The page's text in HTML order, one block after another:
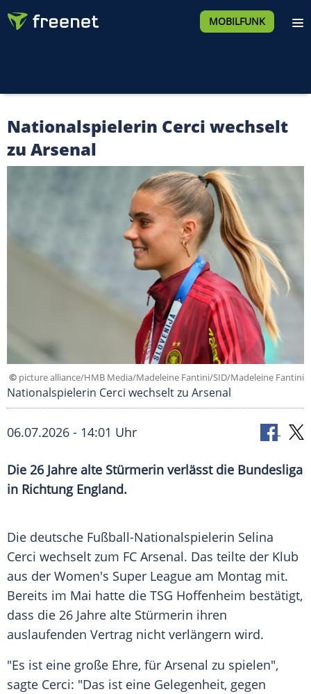
MOBILFUNK
Nationalspielerin Cerci wechselt
zu Arsenal
© picture alliance/HMB Media/Madeleine Fantini/SID/Madeleine Fantini
Nationalspielerin Cerci wechselt zu Arsenal
06.07.2026 - 14:01 Uhr
Die 26 Jahre alte Stürmerin verlässt die Bundesliga
in Richtung England.
Die deutsche Fußball-Nationalspielerin Selina
Cerci wechselt zum FC Arsenal. Das teilte der Klub
aus der Women's Super League am Montag mit.
Bereits im Mai hatte die TSG Hoffenheim bestätigt,
dass die 26 Jahre alte Stürmerin ihren
auslaufenden Vertrag nicht verlängern wird.
"Es ist eine große Ehre, für Arsenal zu spielen",
sagte Cerci: "Das ist eine Gelegenheit, gegen